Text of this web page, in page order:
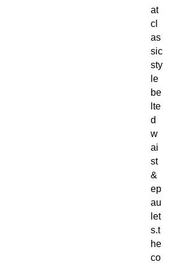
at
cl
as
sic
sty
le
be
lte
d
w
ai
st
&
ep
au
let
s.t
he
co